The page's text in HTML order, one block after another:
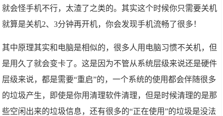
就会怪手机不行，太渣了之类的。其实这个时候你只需要关机
就算是关机2、3分钟再开机，你会发现手机流畅了很多！
其中原理其实和电脑是相似的，很多人用电脑习惯不关机，但
是用久了就会变卡了。这是因为不管从系统层级来说还是硬件
层级来说，都是需要“重启”的，一个系统的使用都会伴随很多
的垃圾产生，即使是你用清理软件清理，但是时候清理的是那
些空闲出来的垃圾信息，还有很多的“正在使用”的垃圾是没法